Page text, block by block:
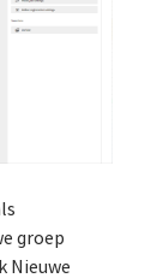
groep
Nieuwe